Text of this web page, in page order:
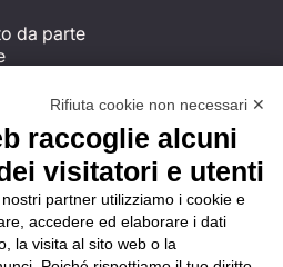
da parte
è
un
Rifiuta cookie non necessari ✕
raccoglie alcuni
visitatori e utenti
partner utilizziamo i cookie e
accedere ed elaborare i dati
la visita al sito web o la